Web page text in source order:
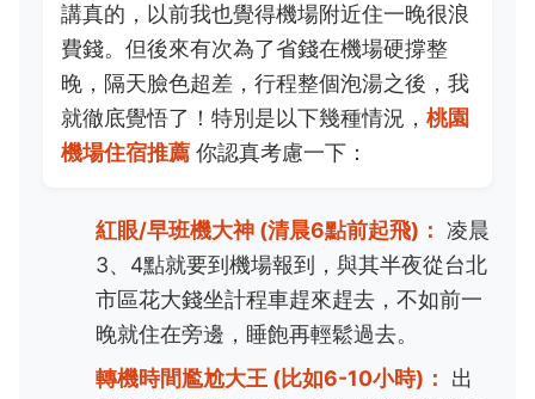
講真的，以前我也覺得機場附近住一晚很浪
費錢。但後來有次為了省錢在機場硬撐整
晚，隔天臉色超差，行程整個泡湯之後，我
就徹底覺悟了！特別是以下幾種情況， 桃園
機場住宿推薦 你認真考慮一下：
紅眼/早班機大神 (清晨6點前起飛)： 凌晨
3、4點就要到機場報到，與其半夜從台北
市區花大錢坐計程車趕來趕去，不如前一
晚就住在旁邊，睡飽再輕鬆過去。
轉機時間尷尬大王 (比如6-10小時)：
出